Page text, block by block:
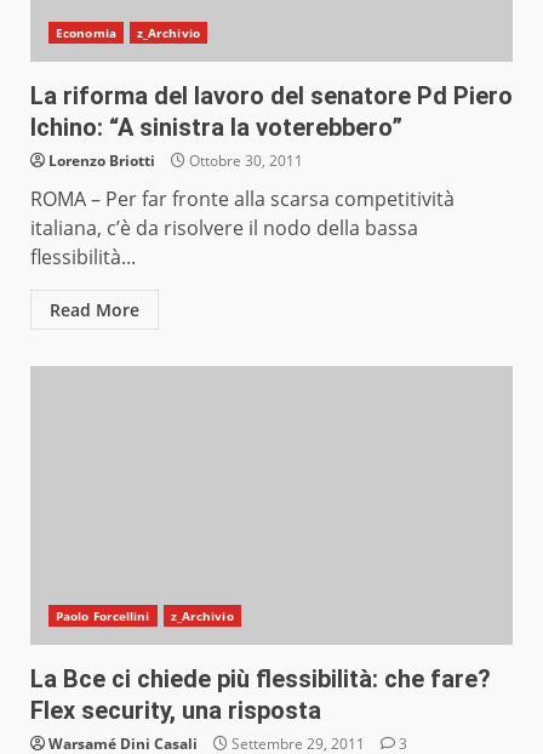
Economia z_Archivio
La riforma del lavoro del senatore Pd Piero
Ichino: “A sinistra la voterebbero”
Lorenzo Briotti Ottobre 30, 2011
ROMA – Per far fronte alla scarsa competitività
italiana, c’è da risolvere il nodo della bassa
flessibilità...
Read More
Paolo Forcellini z_Archivio
La Bce ci chiede più flessibilità: che fare?
Flex security, una risposta
Warsamé Dini Casali Settembre 29, 2011 3